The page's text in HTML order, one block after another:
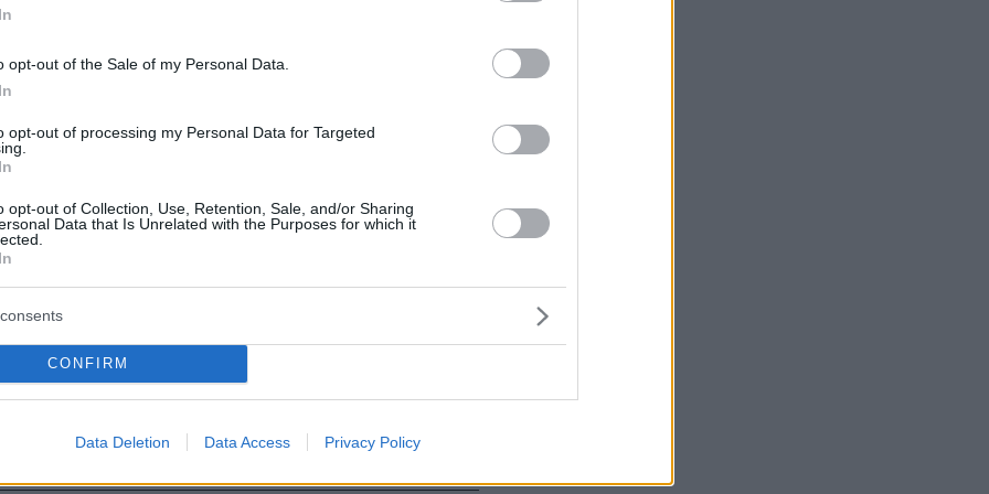
opt-out of the Sale of my Personal Data.
opt-out of processing my Personal Data for Targeted
opt-out of Collection, Use, Retention, Sale, and/or Sharing
Data that Is Unrelated with the Purposes for which it
CONFIRM
Data Deletion Data Access Privacy Policy
Ελευθερίου έδωσε
στην Αλβανία - Πέρασα
έγραψε στο TikTok
της Ελευθερίας Ελευθερίου
με λεοπάρ μπικίνι και
μπλουζάκι
που ανέβασε στον λογαριασμό της στο